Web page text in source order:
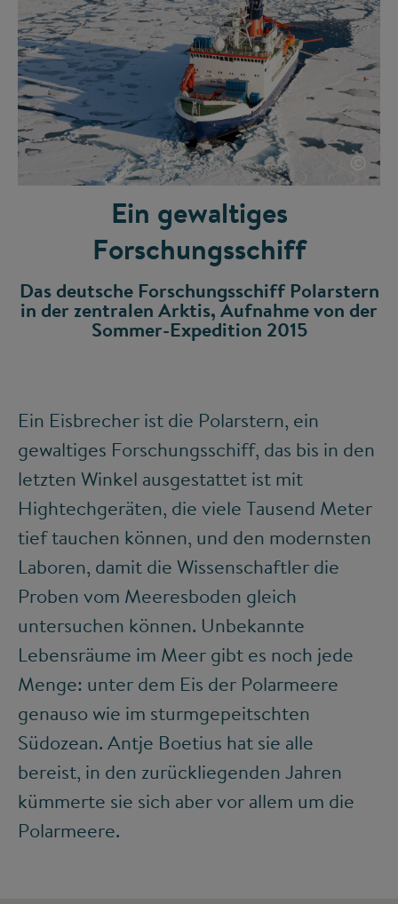
Ein gewaltiges
Forschungsschiff
Das deutsche Forschungsschiff Polarstern
in der zentralen Arktis, Aufnahme von der
Sommer-Expedition 2015
©
Ein Eisbrecher ist die Polarstern, ein
gewaltiges Forschungsschiff, das bis in den
letzten Winkel ausgestattet ist mit
Hightechgeräten, die viele Tausend Meter
tief tauchen können, und den modernsten
Laboren, damit die Wissenschaftler die
Proben vom Meeresboden gleich
untersuchen können. Unbekannte
Lebensräume im Meer gibt es noch jede
Menge: unter dem Eis der Polarmeere
genauso wie im sturmgepeitschten
Südozean. Antje Boetius hat sie alle
bereist, in den zurückliegenden Jahren
kümmerte sie sich aber vor allem um die
Polarmeere.